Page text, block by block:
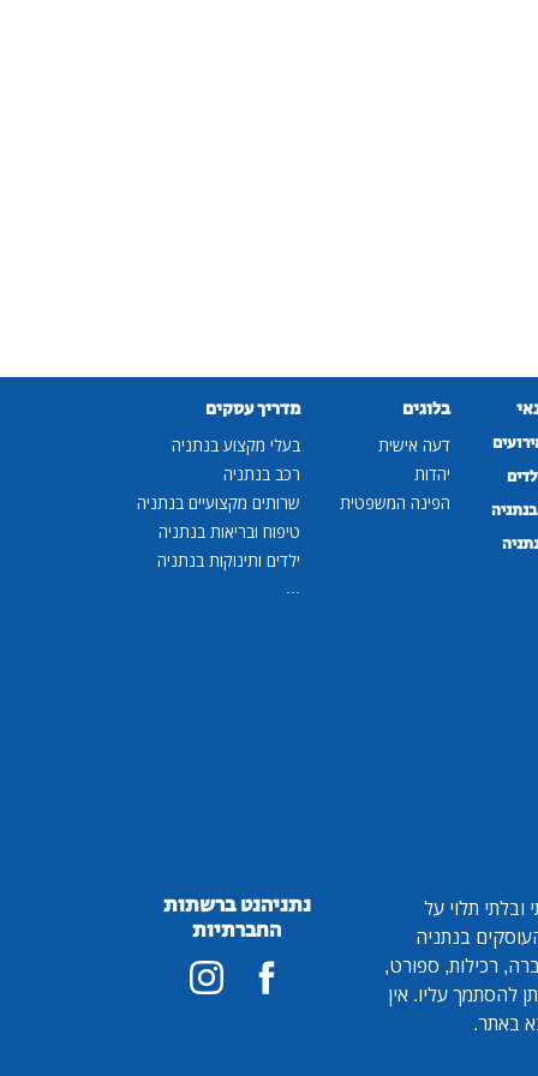
בלוגים
דעה אישית
יהדות
הפינה המשפטית
מדריך עסקים
בעלי מקצוע בנתניה
רכב בנתניה
שרותים מקצועיים בנתניה
טיפוח ובריאות בנתניה
ילדים ותינוקות בנתניה
...
תלוי על
בנתניה
רכילות, ספורט,
להסתמך עליו. אין
באתר.
נתניהנט ברשתות
החברתיות